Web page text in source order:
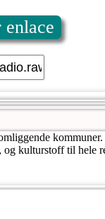
kulturstoff til hele